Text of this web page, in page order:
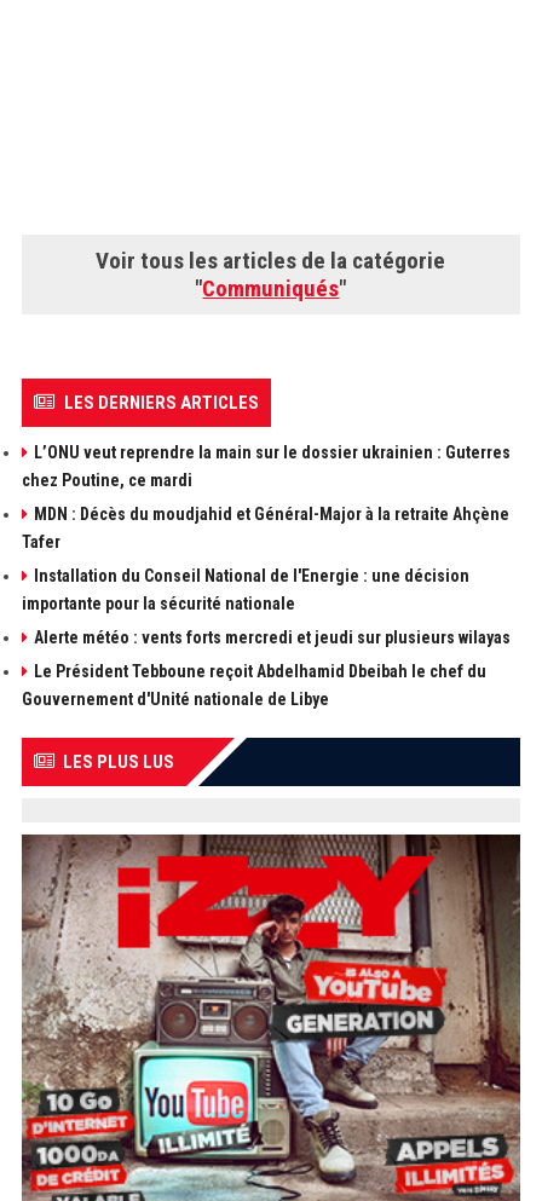
Voir tous les articles de la catégorie
"Communiqués"
LES DERNIERS ARTICLES
L’ONU veut reprendre la main sur le dossier ukrainien : Guterres
chez Poutine, ce mardi
MDN : Décès du moudjahid et Général-Major à la retraite Ahçène
Tafer
Installation du Conseil National de l'Energie : une décision
importante pour la sécurité nationale
Alerte météo : vents forts mercredi et jeudi sur plusieurs wilayas
Le Président Tebboune reçoit Abdelhamid Dbeibah le chef du
Gouvernement d'Unité nationale de Libye
LES PLUS LUS